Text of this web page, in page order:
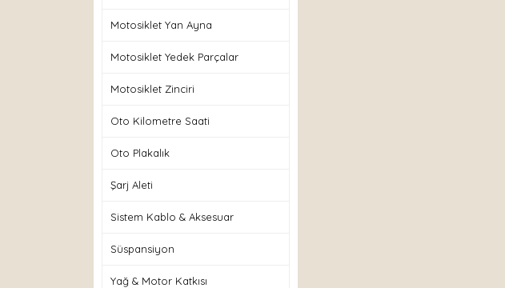
Motosiklet Yan Ayna
Motosiklet Yedek Parçalar
Motosiklet Zinciri
Oto Kilometre Saati
Oto Plakalık
Şarj Aleti
Sistem Kablo & Aksesuar
Süspansiyon
Yağ & Motor Katkısı